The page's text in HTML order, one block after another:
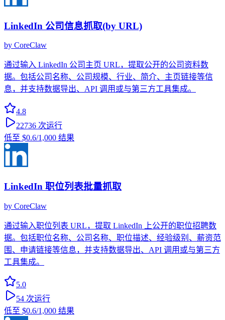
LinkedIn 公司信息抓取(by URL)
by CoreClaw
通过输入 LinkedIn 公司主页 URL，提取公开的公司资料数
据。包括公司名称、公司规模、行业、简介、主页链接等信
息，并支持数据导出、API 调用或与第三方工具集成。
4.8
22736 次运行
低至 $0.6/1,000 结果
LinkedIn 职位列表批量抓取
by CoreClaw
通过输入职位列表 URL，提取 LinkedIn 上公开的职位招聘数
据。包括职位名称、公司名称、职位描述、经验级别、薪资范
围、申请链接等信息，并支持数据导出、API 调用或与第三方
工具集成。
5.0
54 次运行
低至 $0.6/1,000 结果